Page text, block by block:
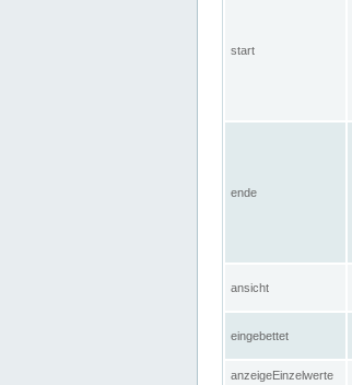
start
ende
ansicht
eingebettet
anzeigeEinzelwerte